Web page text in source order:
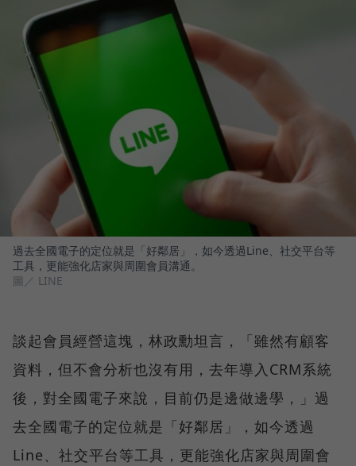
過去全國電子的定位就是「好鄰居」，如今透過Line、社交平台等
工具，更能強化店家與周圍會員溝通。
圖／ LINE
談起會員經營這塊，林政勳坦言，「雖然有顧客
資料，但不會分析也沒有用，去年導入CRM系統
後，對全國電子來說，目前仍是邊做邊學，」過
去全國電子的定位就是「好鄰居」，如今透過
Line、社交平台等工具，更能強化店家與周圍會